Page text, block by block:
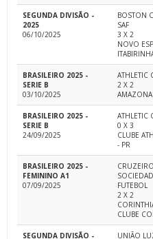
SEGUNDA DIVISÃO -
2025
06/10/2025
BOSTON
SAF
3 X 2
NOVO
BRASILEIRO 2025 -
SERIE B
03/10/2025
ATHLETIC
2 X 2
BRASILEIRO 2025 -
SERIE B
24/09/2025
ATHLETIC
0 X 3
CLUBE
- PR
BRASILEIRO 2025 -
FEMININO A1
07/09/2025
FUTEBOL
2 X 2
CLUBE
SEGUNDA DIVISÃO -
UNIÃO